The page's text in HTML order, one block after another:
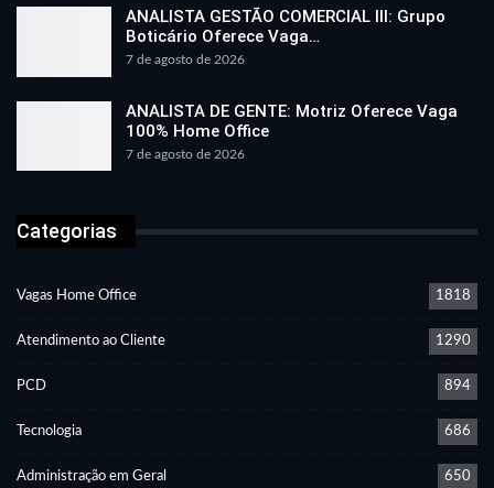
ANALISTA GESTÃO COMERCIAL III: Grupo
Boticário Oferece Vaga…
7 de agosto de 2026
ANALISTA DE GENTE: Motriz Oferece Vaga
100% Home Office
7 de agosto de 2026
Categorias
Vagas Home Office 1818
Atendimento ao Cliente 1290
PCD 894
Tecnologia 686
Administração em Geral 650